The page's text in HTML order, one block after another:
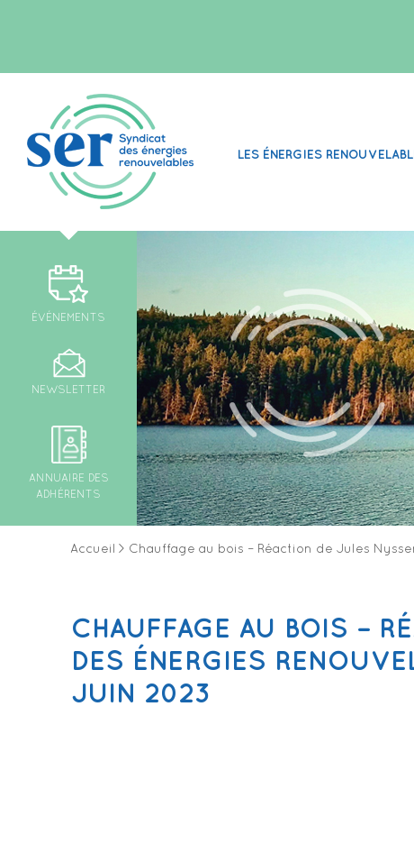
LES ÉNERGIES
ÉVÉNEMENTS
NEWSLETTER
ANNUAIRE DES
ADHÉRENTS
Accueil > Chauffage au bois – Réaction de Jules
CHAUFFAGE AU BOIS –
DES ÉNERGIES
JUIN 2023